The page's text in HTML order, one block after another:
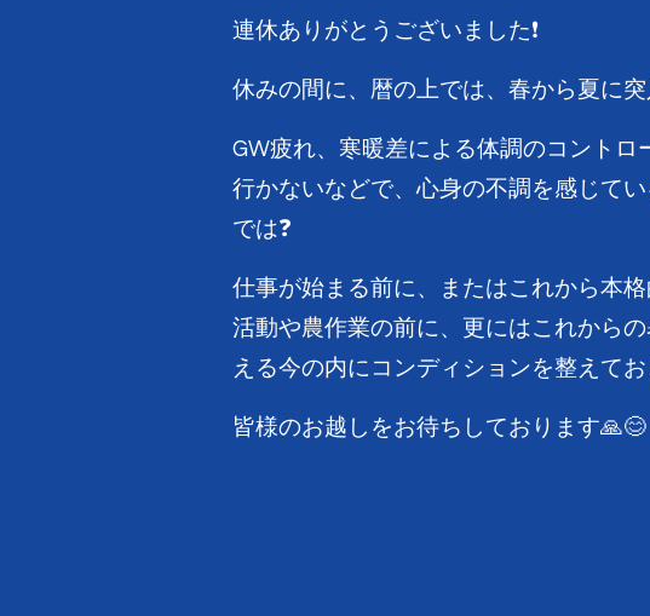
連休ありがとうございました❗
休みの間に、暦の上では、春から夏に突
GW疲れ、寒暖差による体調のコントロ
行かないなどで、心身の不調を感じて
では❓
仕事が始まる前に、またはこれから本
活動や農作業の前に、更にはこれから
える今の内にコンディションを整えてお
皆様のお越しをお待ちしております🙏😊